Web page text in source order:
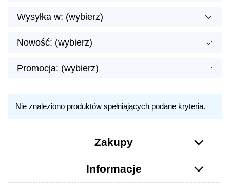
Wysyłka w: (wybierz)
Nowość: (wybierz)
Promocja: (wybierz)
Nie znaleziono produktów spełniających podane kryteria.
Zakupy
Informacje